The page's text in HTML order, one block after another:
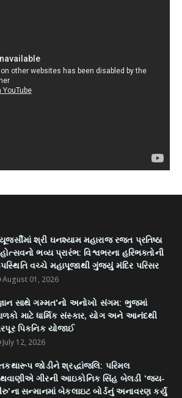
શ્રી ઘનશ્યામ મહારાજ રજત પ્રતિષ્ઠા
ભવ્ય પ્રારંભ: વિશ્વભરના હરિભક્તોની
વચ્ચે મહાપૂજાથી ગુંજ્યું મંદિર પરિસર
August 01, 2026
સાથે ગમ્મત'નો અનોખો સંગમ: ભુજમાં
માટે ધાર્મિક સંસ્કાર, યોગ અને આનંદથી
પિકનિક યોજાઈ
July 12, 2026
જોડીને શ્રદ્ધાંજલિ: પરિમલ
ગીરની આઇકોનિક સિંહ બેલડી 'જય-
સન્માનમાં બેકલાઇટ બોર્ડનું અનાવરણ કર્યું